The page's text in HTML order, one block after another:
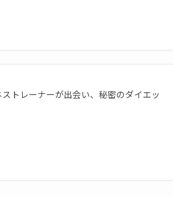
トレーナーが出会い、秘密のダイエッ